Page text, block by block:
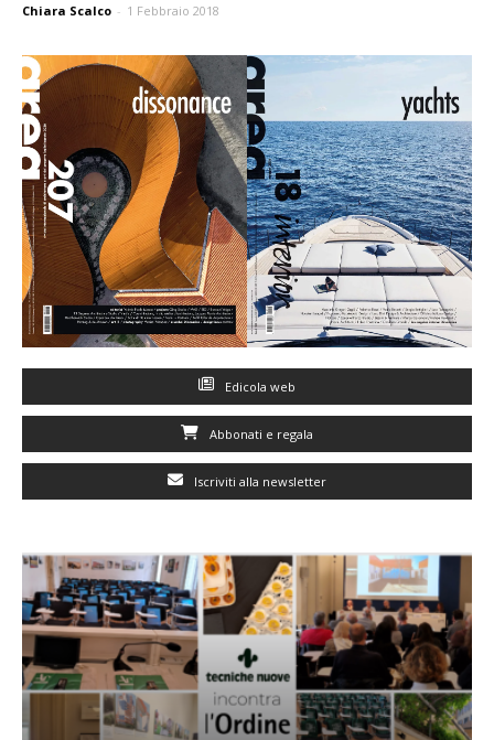
Chiara Scalco - 1 Febbraio 2018
Edicola web
Abbonati e regala
Iscriviti alla newsletter